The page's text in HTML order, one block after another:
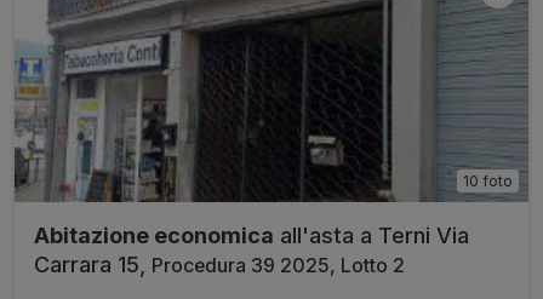
10 foto
Abitazione economica all'asta a Terni Via
Carrara 15,
Procedura 39 2025, Lotto 2